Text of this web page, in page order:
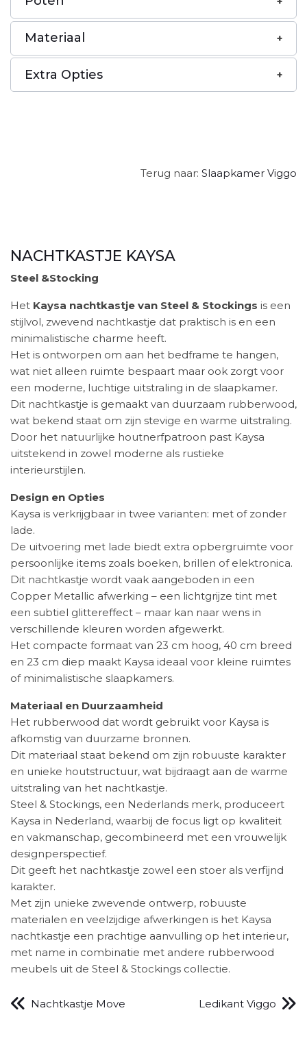
Materiaal
Extra Opties
Terug naar: Slaapkamer Viggo
NACHTKASTJE KAYSA
Steel &Stocking
Het Kaysa nachtkastje van Steel & Stockings is een
stijlvol, zwevend nachtkastje dat praktisch is en een
minimalistische charme heeft.
Het is ontworpen om aan het bedframe te hangen,
wat niet alleen ruimte bespaart maar ook zorgt voor
een moderne, luchtige uitstraling in de slaapkamer.
Dit nachtkastje is gemaakt van duurzaam rubberwood,
wat bekend staat om zijn stevige en warme uitstraling.
Door het natuurlijke houtnerfpatroon past Kaysa
uitstekend in zowel moderne als rustieke
interieurstijlen.
Design en Opties
Kaysa is verkrijgbaar in twee varianten: met of zonder
lade.
De uitvoering met lade biedt extra opbergruimte voor
persoonlijke items zoals boeken, brillen of elektronica.
Dit nachtkastje wordt vaak aangeboden in een
Copper Metallic afwerking – een lichtgrijze tint met
een subtiel glittereffect – maar kan naar wens in
verschillende kleuren worden afgewerkt.
Het compacte formaat van 23 cm hoog, 40 cm breed
en 23 cm diep maakt Kaysa ideaal voor kleine ruimtes
of minimalistische slaapkamers.
Materiaal en Duurzaamheid
Het rubberwood dat wordt gebruikt voor Kaysa is
afkomstig van duurzame bronnen.
Dit materiaal staat bekend om zijn robuuste karakter
en unieke houtstructuur, wat bijdraagt aan de warme
uitstraling van het nachtkastje.
Steel & Stockings, een Nederlands merk, produceert
Kaysa in Nederland, waarbij de focus ligt op kwaliteit
en vakmanschap, gecombineerd met een vrouwelijk
designperspectief.
Dit geeft het nachtkastje zowel een stoer als verfijnd
karakter.
Met zijn unieke zwevende ontwerp, robuuste
materialen en veelzijdige afwerkingen is het Kaysa
nachtkastje een prachtige aanvulling op het interieur,
met name in combinatie met andere rubberwood
meubels uit de Steel & Stockings collectie.
Nachtkastje Move Ledikant Viggo